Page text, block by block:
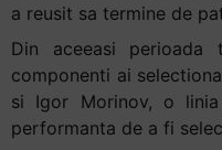
a reusit sa termine de
Din aceeasi
componenti ai
si Igor Morinov, o
performanta de a fi